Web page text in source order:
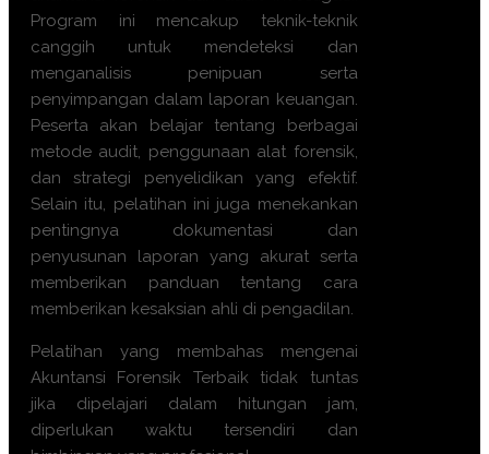
Program ini mencakup teknik-teknik
canggih untuk mendeteksi dan
menganalisis penipuan serta
penyimpangan dalam laporan keuangan.
Peserta akan belajar tentang berbagai
metode audit, penggunaan alat forensik,
dan strategi penyelidikan yang efektif.
Selain itu, pelatihan ini juga menekankan
pentingnya dokumentasi dan
penyusunan laporan yang akurat serta
memberikan panduan tentang cara
memberikan kesaksian ahli di pengadilan.
Pelatihan yang membahas mengenai
Akuntansi Forensik Terbaik tidak tuntas
jika dipelajari dalam hitungan jam,
diperlukan waktu tersendiri dan